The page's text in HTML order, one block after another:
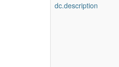
dc.description